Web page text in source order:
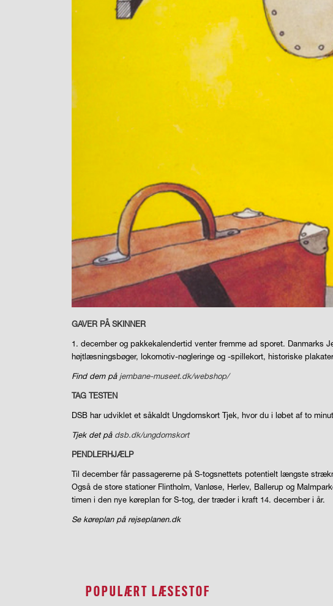
GAVER PÅ SKINNER
1. december og pakkekalendertid venter fremme ad sporet. Danmarks
højtlæsningsbøger, lokomotiv-nøgleringe og -spillekort, historiske
Find dem på jernbane-museet.dk/webshop/
TAG TESTEN
DSB har udviklet et såkaldt Ungdomskort Tjek, hvor du i løbet af to
Tjek det på dsb.dk/ungdomskort
PENDLERHJÆLP
Til december får passagererne på S-togsnettets potentielt længste
Også de store stationer Flintholm, Vanløse, Herlev, Ballerup og
timen i den nye køreplan for S-tog, der træder i kraft 14. december i år.
Se køreplan på rejseplanen.dk
POPULÆRT LÆSESTOF